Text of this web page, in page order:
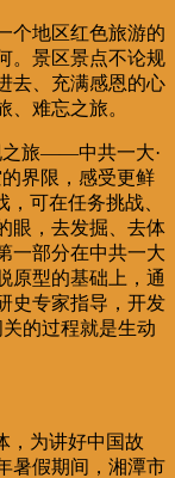
个地区红色旅游的
。景区景点不论规
去、充满感恩的心
难忘之旅。
之旅——中共一大·
界限，感受更鲜
可在任务挑战、
眼，去发掘、去体
一部分在中共一大
原型的基础上，通
史专家指导，开发
的过程就是生动
，为讲好中国故
暑假期间，湘潭市